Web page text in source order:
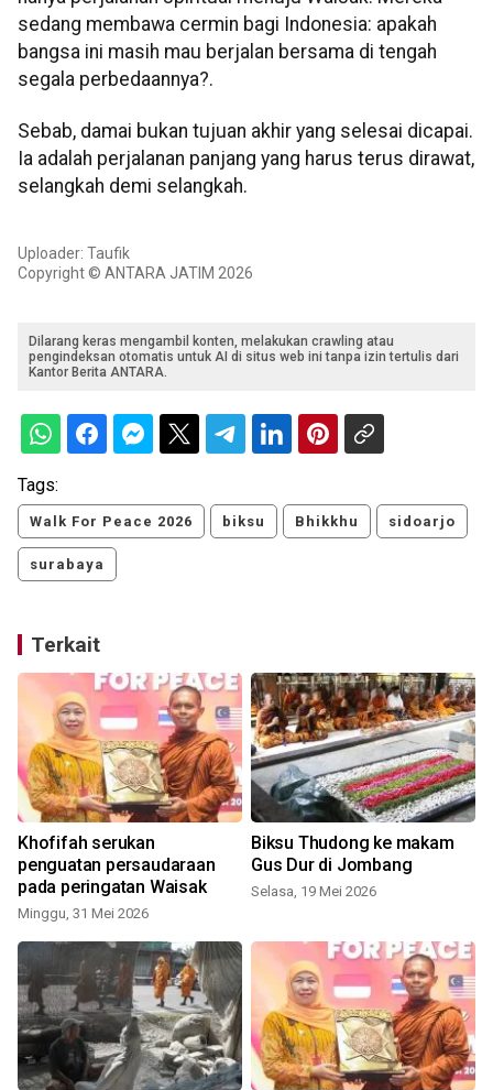
sedang membawa cermin bagi Indonesia: apakah
bangsa ini masih mau berjalan bersama di tengah
segala perbedaannya?.
Sebab, damai bukan tujuan akhir yang selesai dicapai.
Ia adalah perjalanan panjang yang harus terus dirawat,
selangkah demi selangkah.
Uploader: Taufik
Copyright © ANTARA JATIM 2026
Dilarang keras mengambil konten, melakukan crawling atau
pengindeksan otomatis untuk AI di situs web ini tanpa izin tertulis dari
Kantor Berita ANTARA.
Tags:
Walk For Peace 2026 biksu Bhikkhu sidoarjo
surabaya
Terkait
Khofifah serukan
penguatan persaudaraan
pada peringatan Waisak
Minggu, 31 Mei 2026
Biksu Thudong ke makam
Gus Dur di Jombang
Selasa, 19 Mei 2026